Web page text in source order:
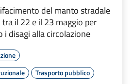
del manto stradale
il 22 e il 23 maggio per
i disagi alla circolazione
Trasporto pubblico